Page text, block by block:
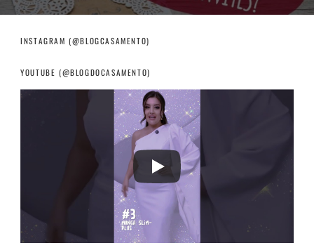
INSTAGRAM (@BLOGCASAMENTO)
YOUTUBE (@BLOGDOCASAMENTO)